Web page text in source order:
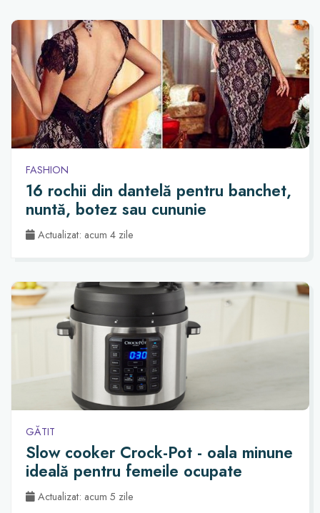
FASHION
16 rochii din dantelă pentru banchet,
nuntă, botez sau cununie
Actualizat: acum 4 zile
GĂTIT
Slow cooker Crock-Pot - oala minune
ideală pentru femeile ocupate
Actualizat: acum 5 zile